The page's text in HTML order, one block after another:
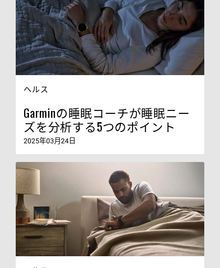
ヘルス
Garminの睡眠コーチが睡眠ニー
ズを分析する5つのポイント
2025年03月24日